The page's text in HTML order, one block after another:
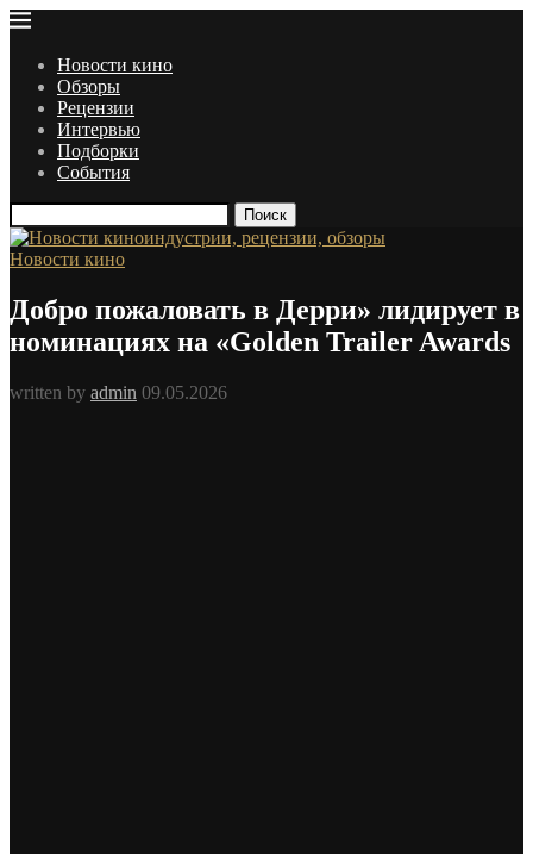
Новости кино
Обзоры
Рецензии
Интервью
Подборки
События
Поиск
Новости кино
Добро пожаловать в Дерри» лидирует в
номинациях на «Golden Trailer Awards
written by admin 09.05.2026